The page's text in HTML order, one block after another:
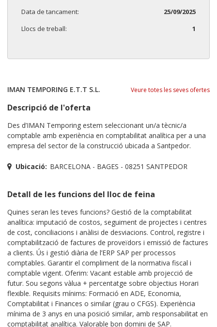
Data de tancament:
25/09/2025
Llocs de treball:
1
IMAN TEMPORING E.T.T S.L. Veure totes les seves ofertes
Descripció de l'oferta
Des d’IMAN Temporing estem seleccionant un/a tècnic/a
comptable amb experiència en comptabilitat analítica per a una
empresa del sector de la construcció ubicada a Santpedor.
Ubicació: BARCELONA - BAGES - 08251 SANTPEDOR
Detall de les funcions del lloc de feina
Quines seran les teves funcions? Gestió de la comptabilitat
analítica: imputació de costos, seguiment de projectes i centres
de cost, conciliacions i anàlisi de desviacions. Control, registre i
comptabilització de factures de proveïdors i emissió de factures
a clients. Ús i gestió diària de l’ERP SAP per processos
comptables. Garantir el compliment de la normativa fiscal i
comptable vigent. Oferim: Vacant estable amb projecció de
futur. Sou segons vàlua + percentatge sobre objectius Horari
flexible. Requisits mínims: Formació en ADE, Economia,
Comptabilitat i Finances o similar (grau o CFGS). Experiència
mínima de 3 anys en una posició similar, amb responsabilitat en
comptabilitat analítica. Valorable bon domini de SAP.